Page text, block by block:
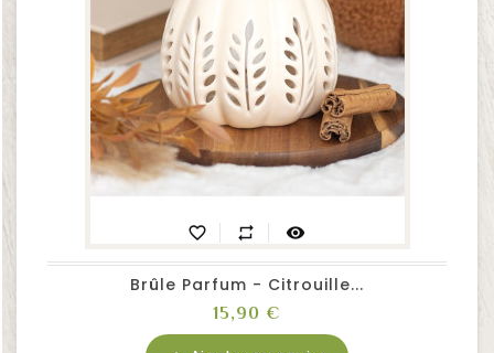
favorite_border repeat visibility
Brûle Parfum - Citrouille...
Prix
15,90 €